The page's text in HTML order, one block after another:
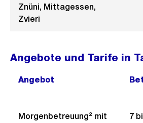
Znüni, Mittagessen,
Zvieri
Angebote und Tarife in
Angebot
Morgenbetreuung² mit
7